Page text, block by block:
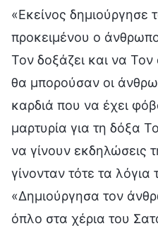
«Εκείνος δημιούργησε
προκειμένου ο
Τον δοξάζει και να
θα μπορούσαν οι
καρδιά που να έχει
μαρτυρία για τη δόξα
να γίνουν εκδηλώσεις
γίνονταν τότε τα λόγια
«Δημιούργησα τον
όπλο στα χέρια του